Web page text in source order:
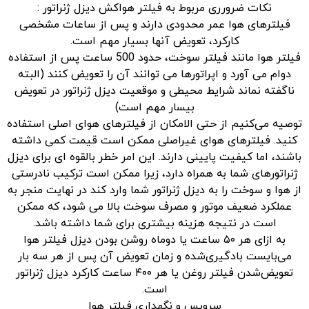
نکات ضرورری مربوط به فیلتر هواکش دیزل ژنراتور :
فیلترهای هوا عمر محدودی دارند و پس از ساعات مشخصی
کارکرد، تعویض آنها بسیار مهم است.
فیلتر هوا مانند فیلتر سوخت، حدود 500 ساعت پس از استفاده
دوام می آورد و اپراتورها می توانند آن را تعویض کنند (البته
ناگفته نماند شرایط محیطی و موقعیت دیزل ژنراتور در تعویض
بیسار مهم است)
توصیه می‌کنیم از حتی الامکان از فیلترهای هوای اصلی استفاده
کنید. فیلترهای هوای غیراصلی ممکن است قیمت کمی داشته
باشند، اما کیفیت پایینی دارند. این امر خطر بالقوه ای برای دیزل
ژنراتورهای شما به همراه دارد، زیرا ممکن است ترکیب نادرستی
از هوا و سوخت را به دیزل ژنراتور شما وارد کند در نهایت منجر به
عملکرد ضعیف موتور و مصرف سوخت بالا می شود، که ممکن
است در نتیجه هزینه بیشتری برای شما داشته باشد.
به ازای هر ۵۰ ساعت یا دوماه روشن بودن دیزل فیلتر هوا
می‌بایست بادگیری‌‌شده و زمان تعویض آن پس از هر سه بار
تعویض‌شدن فیلتر روغن یا هر ۴۰۰ ساعت کارکرد دیزل ژنراتور
است.